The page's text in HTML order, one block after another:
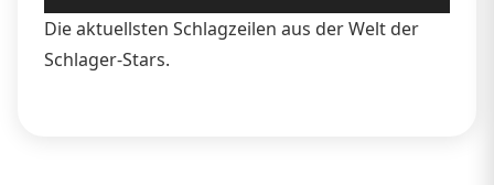
Player
Die aktuellsten Schlagzeilen aus der Welt der
Schlager-Stars.